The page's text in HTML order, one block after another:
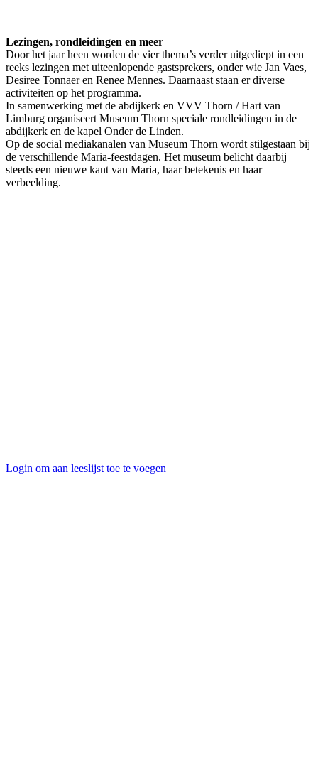
Lezingen, rondleidingen en meer
Door het jaar heen worden de vier thema’s verder uitgediept in een
reeks lezingen met uiteenlopende gastsprekers, onder wie Jan Vaes,
Desiree Tonnaer en Renee Mennes. Daarnaast staan er diverse
activiteiten op het programma.
In samenwerking met de abdijkerk en VVV Thorn / Hart van
Limburg organiseert Museum Thorn speciale rondleidingen in de
abdijkerk en de kapel Onder de Linden.
Op de social mediakanalen van Museum Thorn wordt stilgestaan bij
de verschillende Maria-feestdagen. Het museum belicht daarbij
steeds een nieuwe kant van Maria, haar betekenis en haar
verbeelding.
Login om aan leeslijst toe te voegen